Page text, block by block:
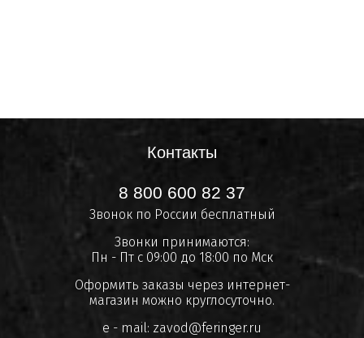
Контакты
8 800 600 82 37
Звонок по России бесплатный
Звонки принимаются:
Пн - Пт с 09:00 до 18:00 по Мск
Оформить заказы через интернет-
магазин можно круглосуточно.
e - mail: zavod@feringer.ru